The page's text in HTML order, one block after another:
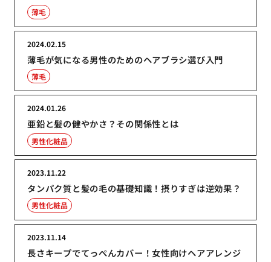
薄毛
薄毛が気になる男性のためのヘアブラシ選び入門
2024.02.15
薄毛
亜鉛と髪の健やかさ？その関係性とは
2024.01.26
男性化粧品
タンパク質と髪の毛の基礎知識！摂りすぎは逆効果？
2023.11.22
男性化粧品
長さキープでてっぺんカバー！女性向けヘアアレンジ
2023.11.14